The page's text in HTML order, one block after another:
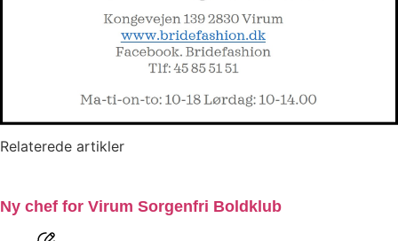
Relaterede artikler
Ny chef for Virum Sorgenfri Boldklub